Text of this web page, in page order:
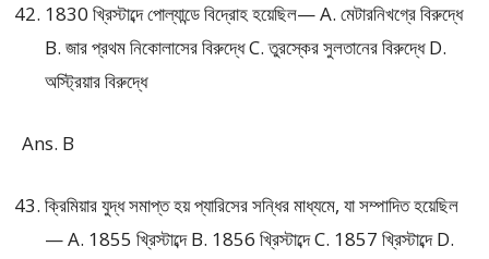
1830 খ্রিস্টাব্দে পোল্যান্ডে বিদ্রোহ হয়েছিল— A. মেটারনিখগ্রে বিরুদ্ধে
B. জার প্রথম নিকোলাসের বিরুদ্ধে C. তুরস্কের সুলতানের বিরুদ্ধে D.
অস্ট্রিয়ার বিরুদ্ধে
Ans. B
ক্রিমিয়ার যুদ্ধ সমাপ্ত হয় প্যারিসের সন্ধির মাধ্যমে, যা সম্পাদিত হয়েছিল
— A. 1855 খ্রিস্টাব্দে B. 1856 খ্রিস্টাব্দে C. 1857 খ্রিস্টাব্দে D.